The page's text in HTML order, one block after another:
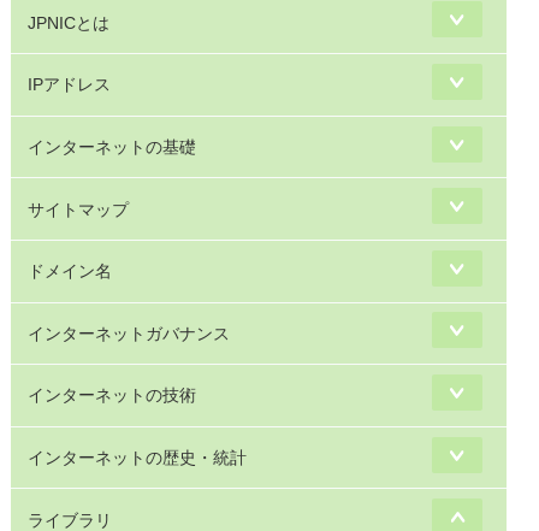
JPNICとは
IPアドレス
インターネットの基礎
サイトマップ
ドメイン名
インターネットガバナンス
インターネットの技術
インターネットの歴史・統計
ライブラリ